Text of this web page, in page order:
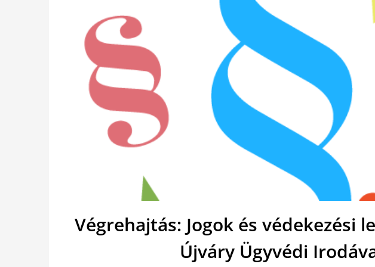
Végrehajtás: Jogok és védekezési
Újváry Ügyvédi